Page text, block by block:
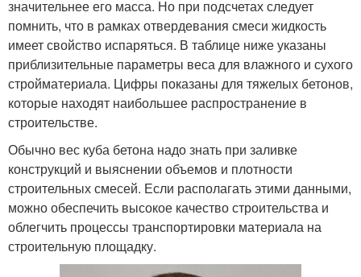
значительнее его масса. Но при подсчетах следует
помнить, что в рамках отвердевания смеси жидкость
имеет свойство испаряться. В таблице ниже указаны
приблизительные параметры веса для влажного и сухого
стройматериала. Цифры показаны для тяжелых бетонов,
которые находят наибольшее распространение в
строительстве.
Обычно вес куба бетона надо знать при заливке
конструкций и выяснении объемов и плотности
строительных смесей. Если располагать этими данными,
можно обеспечить высокое качество строительства и
облегчить процессы транспортировки материала на
строительную площадку.